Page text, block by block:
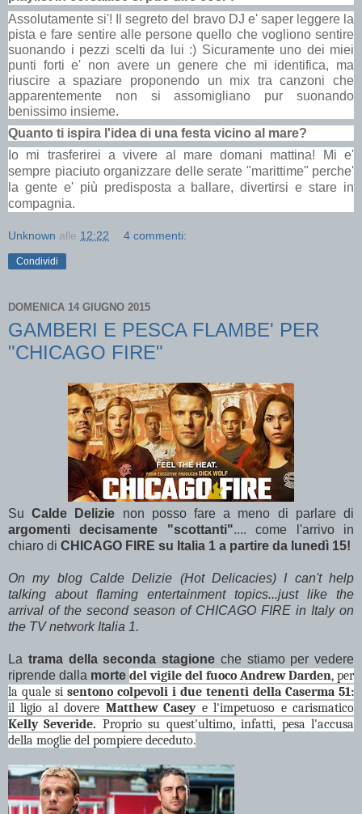
Assolutamente si'! Il segreto del bravo DJ e' saper leggere la
pista e fare sentire alle persone quello che vogliono sentire
suonando i pezzi scelti da lui :) Sicuramente uno dei miei
punti forti e' non avere un genere che mi identifica, ma
riuscire a spaziare proponendo un mix tra canzoni che
apparentemente non si assomigliano pur suonando
benissimo insieme.
Quanto ti ispira l'idea di una festa vicino al mare?
Io mi trasferirei a vivere al mare domani mattina! Mi e'
sempre piaciuto organizzare delle serate "marittime" perche'
la gente e' più predisposta a ballare, divertirsi e stare in
compagnia.
Unknown alle 12:22 4 commenti:
Condividi
DOMENICA 14 GIUGNO 2015
GAMBERI E PESCA FLAMBE' PER
"CHICAGO FIRE"
SuCalde Delizie non posso fare a meno di parlare di
argomenti decisamente "scottanti".... come l'arrivo in
chiaro di CHICAGO FIRE su Italia 1 a partire da lunedì 15!
On my blog Calde Delizie (Hot Delicacies) I can't help
talking about flaming entertainment topics...just like the
arrival of the second season of CHICAGO FIRE in Italy on
the TV network Italia 1.
La trama della seconda stagione che stiamo per vedere
riprende dalla morte del vigile del fuoco Andrew Darden, per
la quale si sentono colpevoli i due tenenti della Caserma 51:
il ligio al dovere Matthew Caseye l'impetuoso e carismatico
Kelly Severide. Proprio su quest'ultimo, infatti, pesa l'accusa
della moglie del pompiere deceduto.